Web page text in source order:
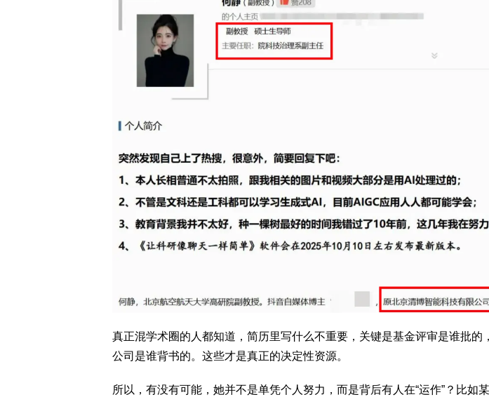
真正混学术圈的人都知道，简历里写什么不重要，关键是基金评审是谁批的
公司是谁背书的。这些才是真正的决定性资源。
所以，有没有可能，她并不是单凭个人努力，而是背后有人在“运作”？比如